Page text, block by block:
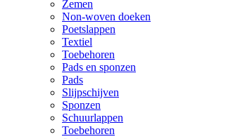
Zemen
Non-woven doeken
Poetslappen
Textiel
Toebehoren
Pads en sponzen
Pads
Slijpschijven
Sponzen
Schuurlappen
Toebehoren